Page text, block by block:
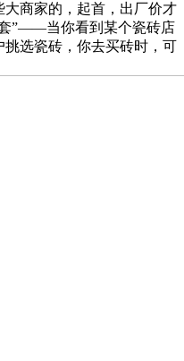
商家的，起首，出厂价才
”——当你看到某个瓷砖店
选瓷砖，你去买砖时，可